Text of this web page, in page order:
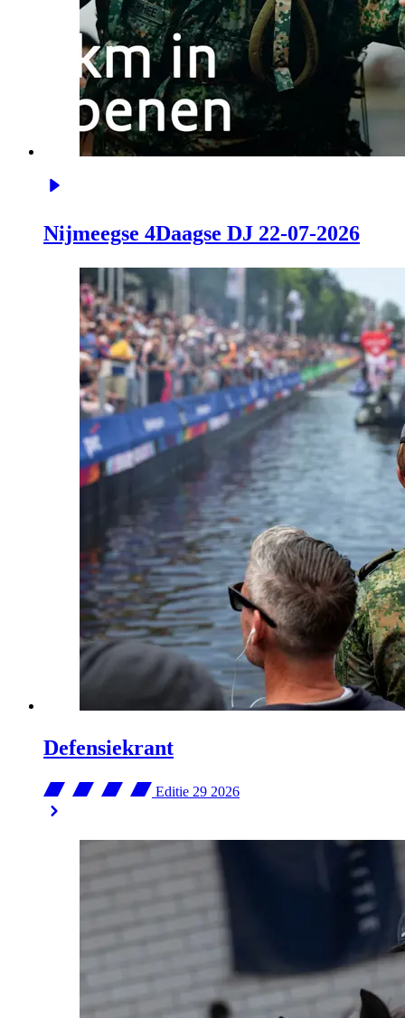
Nijmeegse 4Daagse DJ 22-07-2026
Defensiekrant
Editie 29 2026